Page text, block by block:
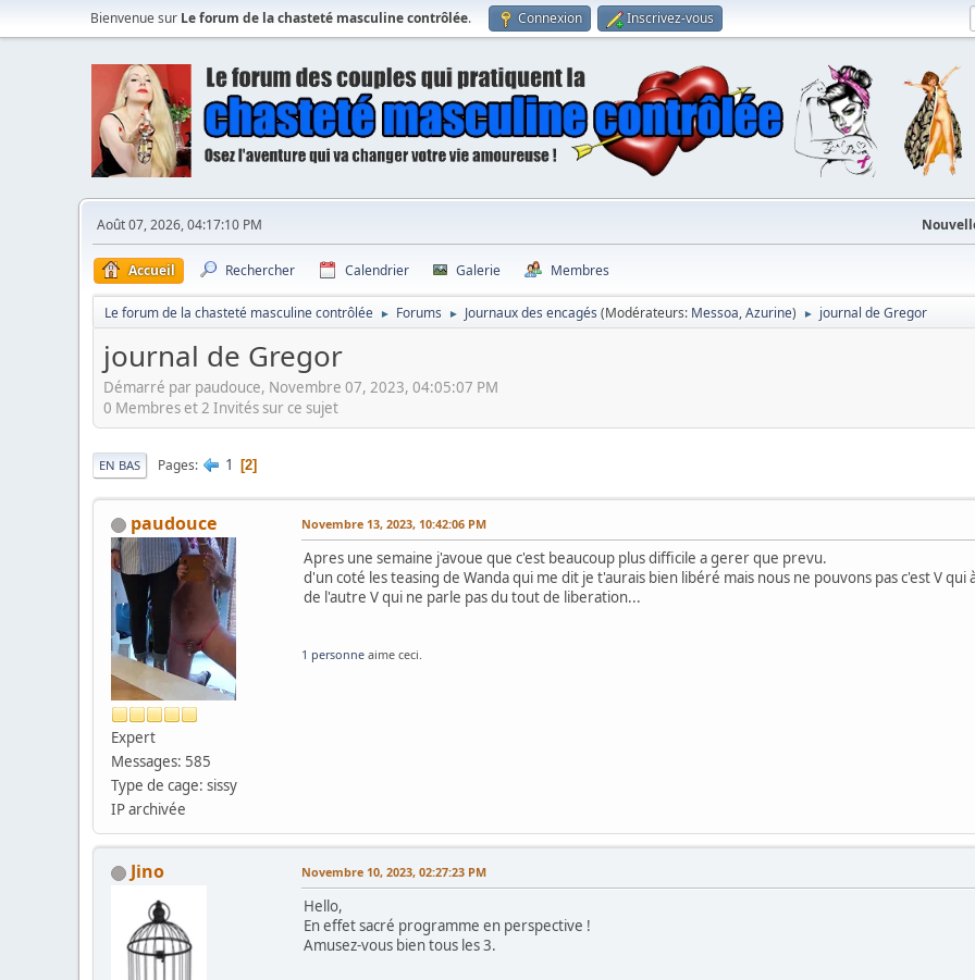
Bienvenue sur Le forum de la chasteté masculine contrôlée. Connexion Inscrivez-vous
Août 07, 2026, 04:17:10 PM
Accueil Rechercher Calendrier Galerie Membres
Le forum de la chasteté masculine contrôlée ► Forums ► Journaux des encagés (Modérateurs: Messoa,Azurine) ► journal de Gregor
journal de Gregor
Démarré par paudouce, Novembre 07, 2023, 04:05:07 PM
0 Membres et 2 Invités sur ce sujet
EN BAS Pages 1 2
paudouce
Expert
Messages: 585
Type de cage: sissy
IP archivée
Novembre 13, 2023, 10:42:06 PM
Apres une semaine j'avoue que c'est beaucoup plus difficile a gerer que prevu.
d'un coté les teasing de Wanda qui me dit je t'aurais bien libéré mais nous ne pouvons pas c'est V qui
de l'autre V qui ne parle pas du tout de liberation...
1 personne aime ceci.
Jino Novembre 10, 2023, 02:27:23 PM
Hello,
En effet sacré programme en perspective !
Amusez-vous bien tous les 3.